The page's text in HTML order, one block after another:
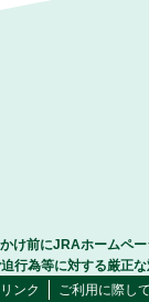
け前にJRAホームペ
行為等に対する厳正
リンク ご利用に際し